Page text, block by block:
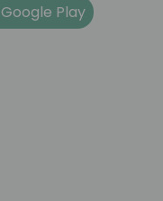
Google Play